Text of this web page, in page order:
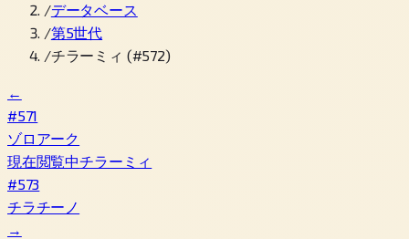
/データベース
/第5世代
/チラーミィ (#572)
←
#571
ゾロアーク
現在閲覧中チラーミィ
#573
チラチーノ
→